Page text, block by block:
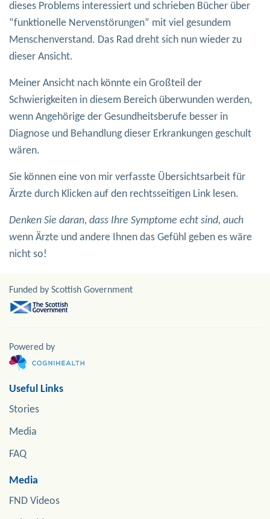
dieses Problems interessiert und schrieben Bücher über
“funktionelle Nervenstörungen” mit viel gesundem
Menschenverstand. Das Rad dreht sich nun wieder zu
dieser Ansicht.
Meiner Ansicht nach könnte ein Großteil der
Schwierigkeiten in diesem Bereich überwunden werden,
wenn Angehörige der Gesundheitsberufe besser in
Diagnose und Behandlung dieser Erkrankungen geschult
wären.
Sie können eine von mir verfasste Übersichtsarbeit für
Ärzte durch Klicken auf den rechtsseitigen Link lesen.
Denken Sie daran, dass Ihre Symptome echt sind, auch
wenn Ärzte und andere Ihnen das Gefühl geben es wäre
nicht so!
Funded by Scottish Government
Powered by
Useful Links
Stories
Media
FAQ
Media
FND Videos